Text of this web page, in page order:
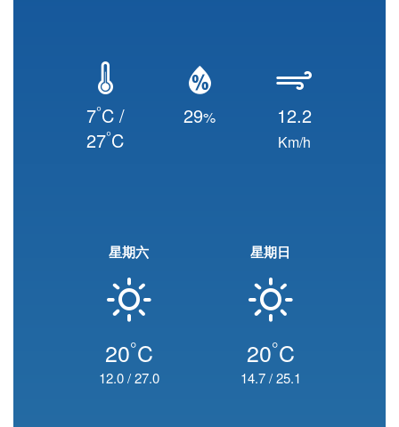
7°C /
27°C
29% 12.2
Km/h
星期六
20°C
12.0/27.0
星期日
20°C
14.7/25.1